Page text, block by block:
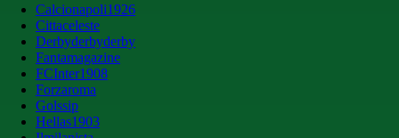
Calcionapoli1926
Cittaceleste
Derbyderbyderby
Fantamagazine
FCInter1908
Forzaroma
Golssip
Hellas1903